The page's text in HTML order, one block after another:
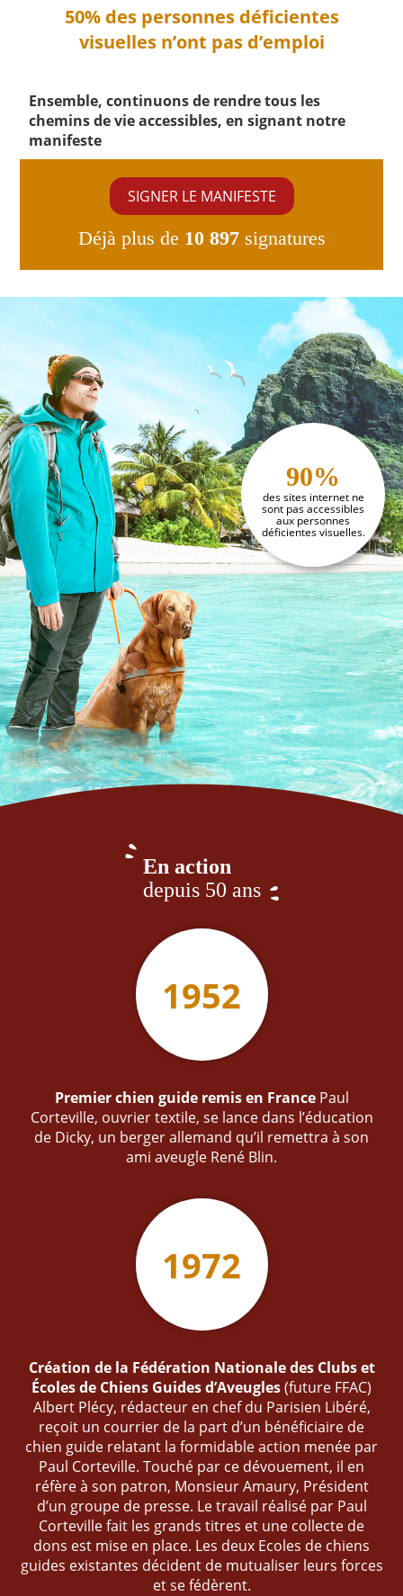
50% des personnes déficientes
visuelles n’ont pas d’emploi
Ensemble, continuons de rendre tous les
chemins de vie accessibles, en signant notre
manifeste
SIGNER LE MANIFESTE
Déjà plus de 10 897signatures
90%
des sites internet ne
sont pas accessibles
aux personnes
déficientes visuelles.
En action
depuis 50 ans
1952
Premier chien guide remis en FrancePaul
Corteville, ouvrier textile, se lance dans l’éducation
de Dicky, un berger allemand qu’il remettra à son
ami aveugle René Blin.
1972
Création de la Fédération Nationale des Clubs et
Écoles de Chiens Guides d’Aveugles(future FFAC)
Albert Plécy, rédacteur en chef du Parisien Libéré,
reçoit un courrier de la part d’un bénéficiaire de
chien guide relatant la formidable action menée par
Paul Corteville. Touché par ce dévouement, il en
réfère à son patron, Monsieur Amaury, Président
d’un groupe de presse. Le travail réalisé par Paul
Corteville fait les grands titres et une collecte de
dons est mise en place. Les deux Ecoles de chiens
guides existantes décident de mutualiser leurs forces
et se fédèrent.